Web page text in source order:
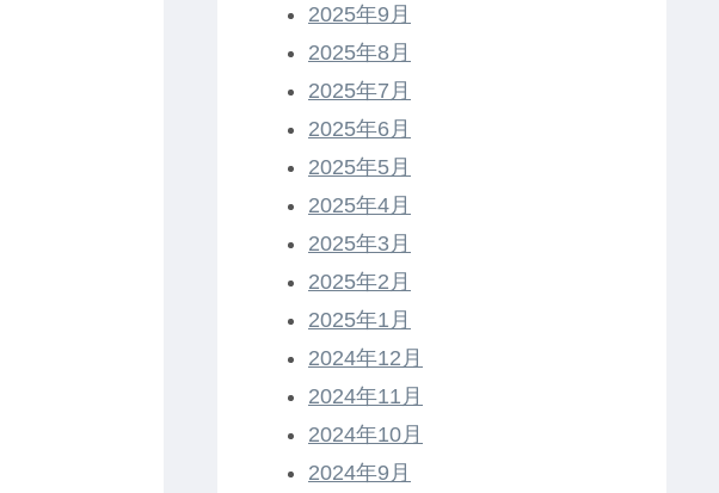
2025年9月
2025年8月
2025年7月
2025年6月
2025年5月
2025年4月
2025年3月
2025年2月
2025年1月
2024年12月
2024年11月
2024年10月
2024年9月